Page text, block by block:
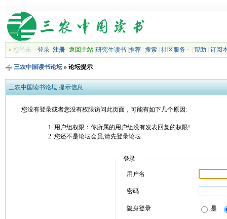
»您尚未 登录 注册| 返回主站| 研究生读书| 推荐| 搜索| 社区服务 帮助 订阅
三农中国读书论坛» 论坛提示
三农中国读书论坛 提示信息
您没有登录或者您没有权限访问此页面，可能有如下几个原因:
用户组权限：你所属的用户组没有发表回复的权限!
您还不是论坛会员,请先登录论坛
登录
用户名
密码
隐身登录 是